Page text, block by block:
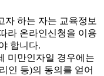
하는 자는 교육정보
라 온라인신청을 이용
합니다.
미만인자일 경우에는
인 등)의 동의를 얻어